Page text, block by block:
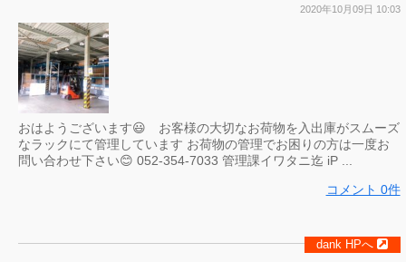
2020年10月09日 10:03
おはようございます😃 お客様の大切なお荷物を入出庫がスムーズ
なラックにて管理しています お荷物の管理でお困りの方は一度お
問い合わせ下さい😊 052-354-7033 管理課イワタニ迄 iP ...
コメント 0件
dank HPへ